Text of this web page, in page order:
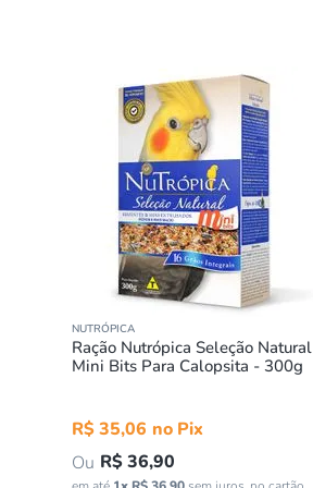
NUTRÓPICA
Ração Nutrópica Seleção Natural
Mini Bits Para Calopsita - 300g
R$35,06
R$36,90